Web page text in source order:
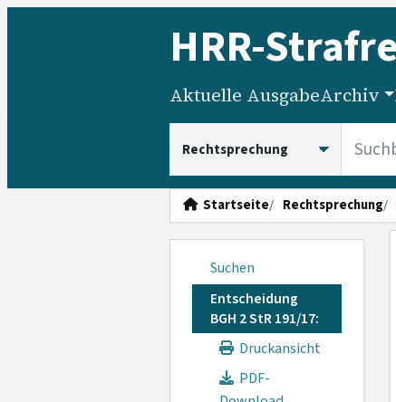
HRR-
Aktuelle AusgabeArchiv
Startseite Rechtsprechung
Suchen
Entscheidung
BGH 2 StR 191/17:
Druckansicht
PDF-